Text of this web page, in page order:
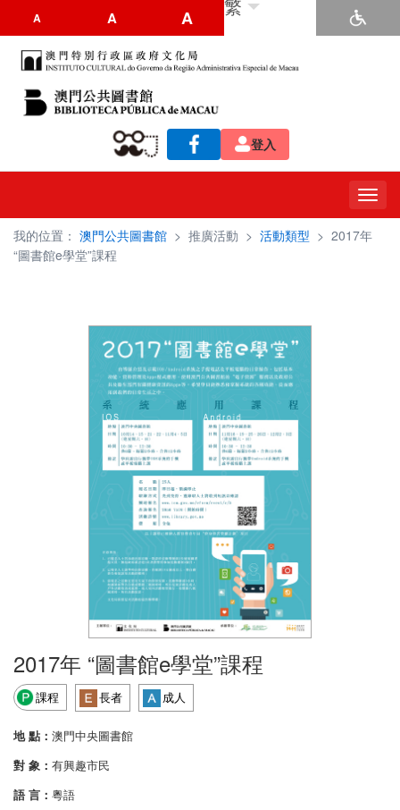
A A A 繁
登入
我的位置： 澳門公共圖書館 > 推廣活動 > 活動類型 > 2017年
“圖書館e學堂”課程
2017年 “圖書館e學堂”課程
課程 長者 成人
地 點： 澳門中央圖書館
對 象： 有興趣市民
語 言： 粵語